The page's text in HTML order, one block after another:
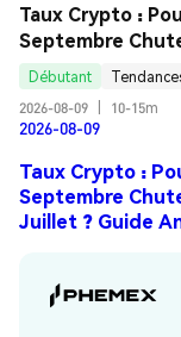
Taux Crypto :
Septembre
Juillet ? Guide
Débutant
2026-08-09
10-15m
2026-08-09
Taux Crypto :
Septembre
Juillet ? Guide